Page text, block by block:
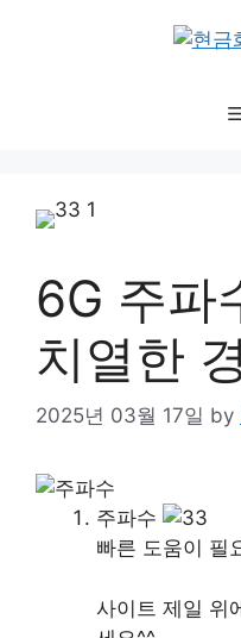
6G 주파
치열한
2025년 03월 17일 by
주파수
빠른 도움이 필
사이트 제일 위